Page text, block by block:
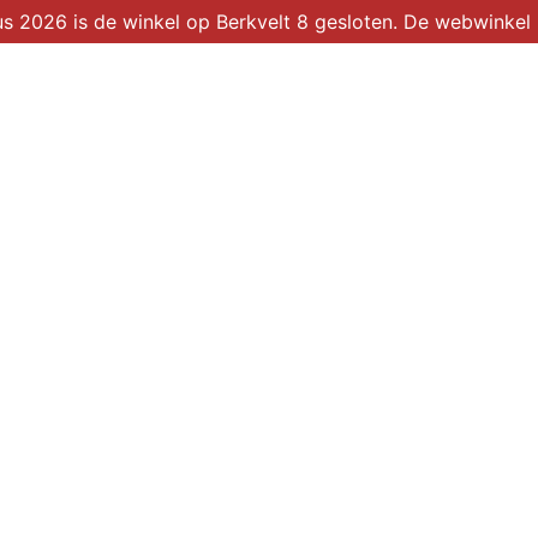
2026 is de winkel op Berkvelt 8 gesloten. De